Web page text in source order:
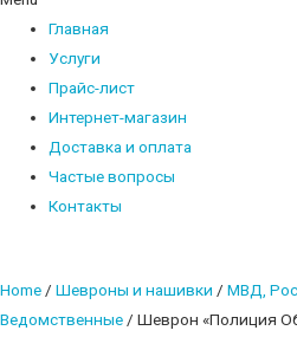
Главная
Услуги
Прайс-лист
Интернет-магазин
Доставка и оплата
Частые вопросы
Контакты
Home / Шевроны и нашивки / МВД,
Ведомственные / Шеврон «Полиция